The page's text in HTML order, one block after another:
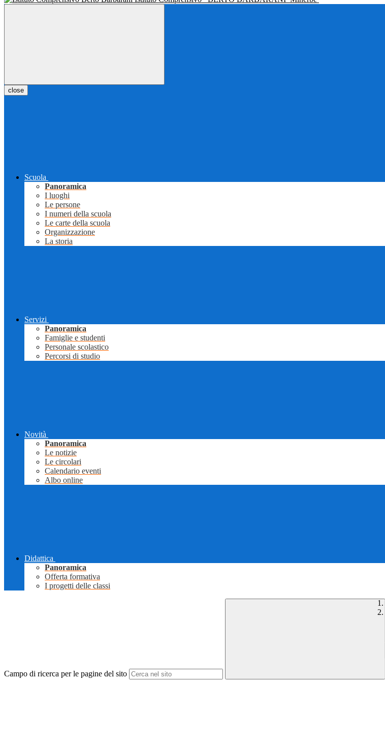
close
Scuola
Panoramica
I luoghi
Le persone
I numeri della scuola
Le carte della scuola
Organizzazione
La storia
Servizi
Panoramica
Famiglie e studenti
Personale scolastico
Percorsi di studio
Novità
Panoramica
Le notizie
Le circolari
Calendario eventi
Albo online
Didattica
Panoramica
Offerta formativa
I progetti delle classi
Campo di ricerca per le pagine del sito